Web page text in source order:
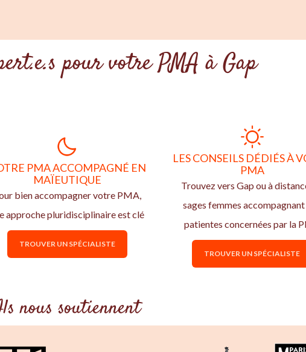
pour votre PMA à Gap
PMA ACCOMPAGNÉ EN
MAÏEUTIQUE
bien accompagner votre PMA,
approche pluridisciplinaire est clé
TROUVER UN SPÉCIALISTE
LES CONSEILS DÉDIÉS À
PMA
Trouvez vers Gap ou à
sages femmes accompagnant
patientes concernées par la
TROUVER UN SPÉCIALISTE
nous soutiennent